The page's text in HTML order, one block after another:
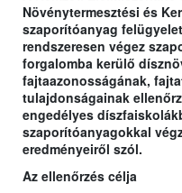
Növénytermesztési és
szaporítóanyag
rendszeresen végez
forgalomba kerülő
fajtaazonosságának,
tulajdonságainak
engedélyes
szaporítóanyagokkal
eredményeiről szól.
Az ellenőrzés célja